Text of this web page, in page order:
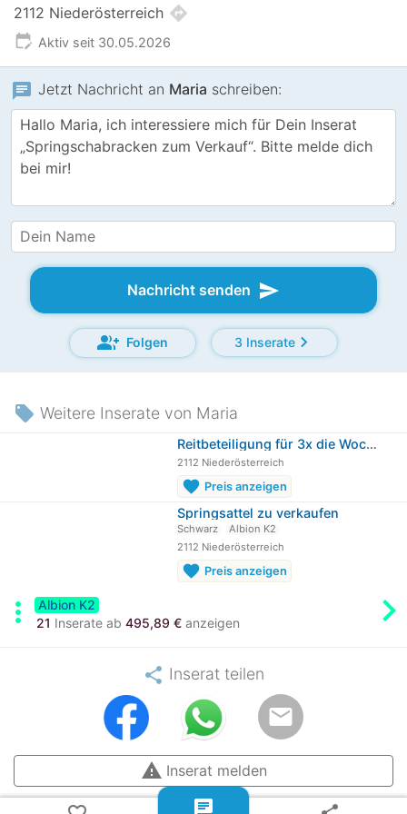
2112 Niederösterreich directions
edit_calendar Aktiv seit 30.05.2026
chat Jetzt Nachricht an Maria schreiben:
Nachricht senden send
group_add Folgen 3 Inseratechevron_right
local_offer Weitere Inserate von Maria
Reitbeteiligung für 3x die Woche…
2112 Niederösterreich
favorite Preis anzeigen
Springsattel zu verkaufen
Schwarz
Albion K2
2112 Niederösterreich
favorite Preis anzeigen
more_vert
Albion K2
21 Inserate ab 495,89 € anzeigen
share Inserat teilen
email
warning Inserat melden
checklist_rtl BillyRiderAD-ID: 270265 chat